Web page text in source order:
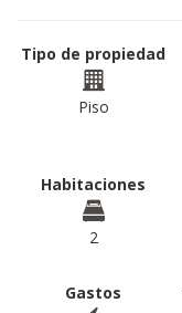
Tipo de propiedad
Piso
Habitaciones
2
Gastos